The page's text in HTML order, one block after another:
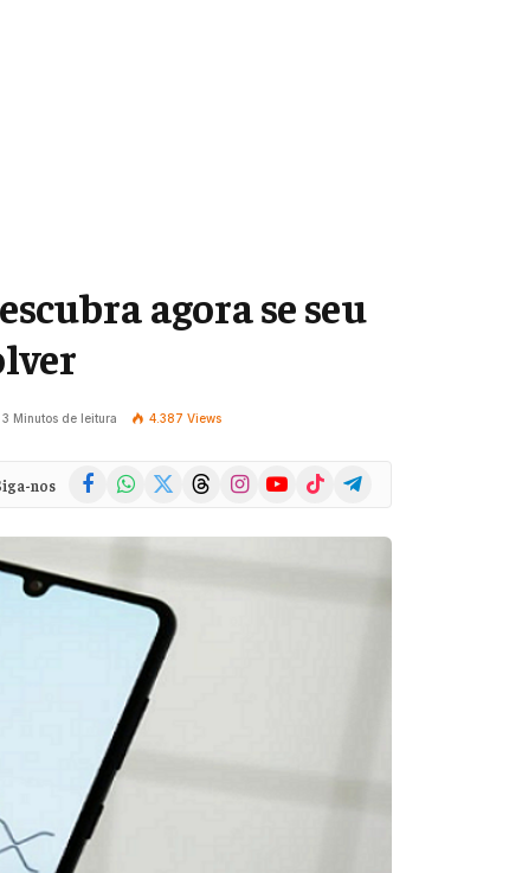
agora se seu
3 Minutos de leitura 4.387 Views
nos FacebookWhatsApp ThreadsInstagramYouTubeTikTok Telegram